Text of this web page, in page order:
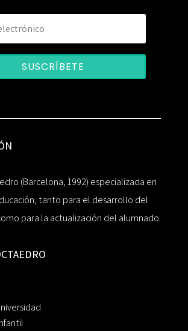
SUSCRÍBETE
(Barcelona, 1992) especializada en
tanto para el desarrollo del
para la actualización del alumnado.